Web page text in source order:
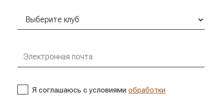
Я соглашаюсь с условиями обработки